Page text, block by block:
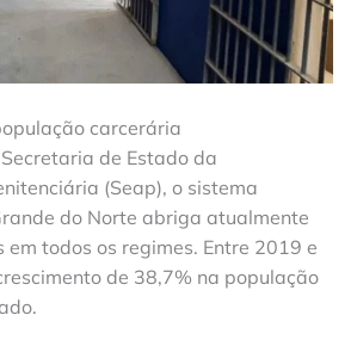
carcerária
de Estado da
(Seap), o sistema
do Norte abriga atualmente
todos os regimes. Entre 2019 e
de 38,7% na população